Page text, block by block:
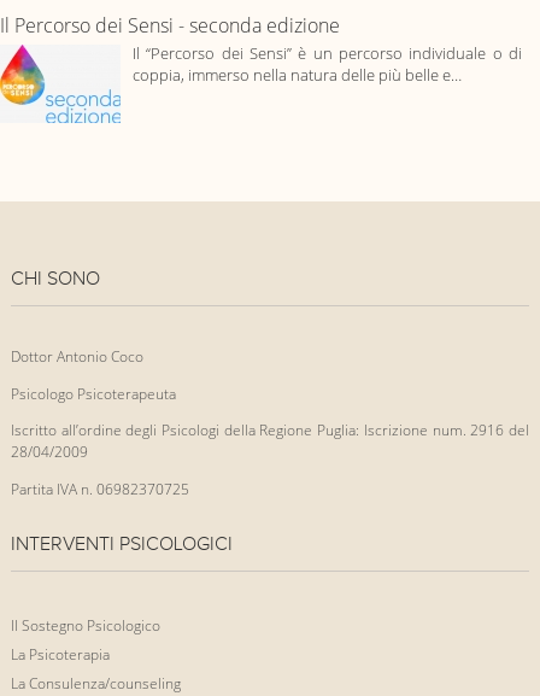
Il Percorso dei Sensi - seconda edizione
Il “Percorso dei Sensi” è un percorso individuale o di
coppia, immerso nella natura delle più belle e…
CHI SONO
Dottor Antonio Coco
Psicologo Psicoterapeuta
Iscritto all’ordine degli Psicologi della Regione Puglia: Iscrizione num. 2916 del
28/04/2009
Partita IVA n. 06982370725
INTERVENTI PSICOLOGICI
Il Sostegno Psicologico
La Psicoterapia
La Consulenza/counseling